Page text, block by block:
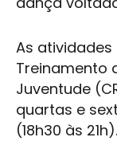
As
Treinamento
Juventude
quartas e
(18h30 às 21h).